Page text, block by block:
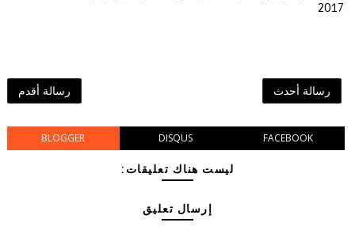
2017
رسالة أحدث رسالة أقدم
BLOGGER DISQUS FACEBOOK
ليست هناك تعليقات:
إرسال تعليق